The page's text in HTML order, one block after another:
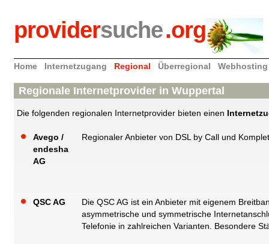
providersuche.org
Home Internetzugang Regional Überregional Webhosting
Regionale Internetprovider in Wuppertal
Die folgenden regionalen Internetprovider bieten einen
Avego /
endesha
AG
Regionaler Anbieter von DSL by Call und
QSC AG
Die QSC AG ist ein Anbieter mit eigenem
asymmetrische und symmetrische
Telefonie in zahlreichen Varianten. Besondere